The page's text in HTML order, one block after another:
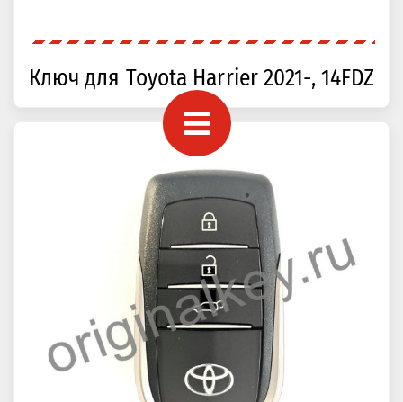
Ключ для Toyota Harrier 2021-, 14FDZ